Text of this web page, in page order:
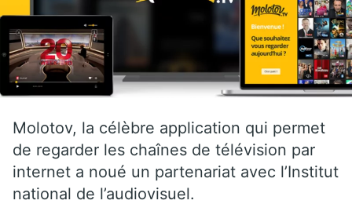
Molotov, la célèbre application qui permet
de regarder les chaînes de télévision par
internet a noué un partenariat avec l’Institut
national de l’audiovisuel.